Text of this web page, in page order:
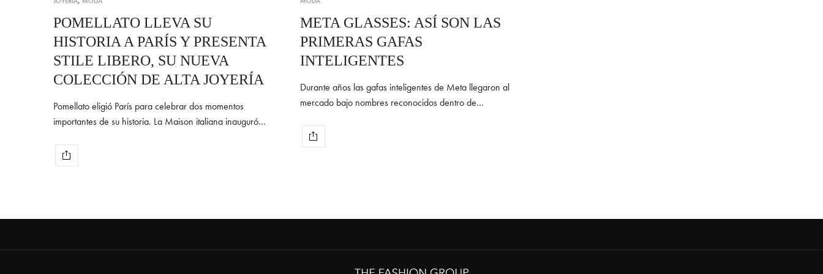
POMELLATO LLEVA SU
HISTORIA A PARÍS Y PRESENTA
STILE LIBERO, SU NUEVA
COLECCIÓN DE ALTA JOYERÍA
Pomellato eligió París para celebrar dos momentos
importantes de su historia. La Maison italiana inauguró…
META GLASSES: ASÍ SON LAS
PRIMERAS GAFAS
INTELIGENTES
Durante años las gafas inteligentes de Meta llegaron al
mercado bajo nombres reconocidos dentro de…